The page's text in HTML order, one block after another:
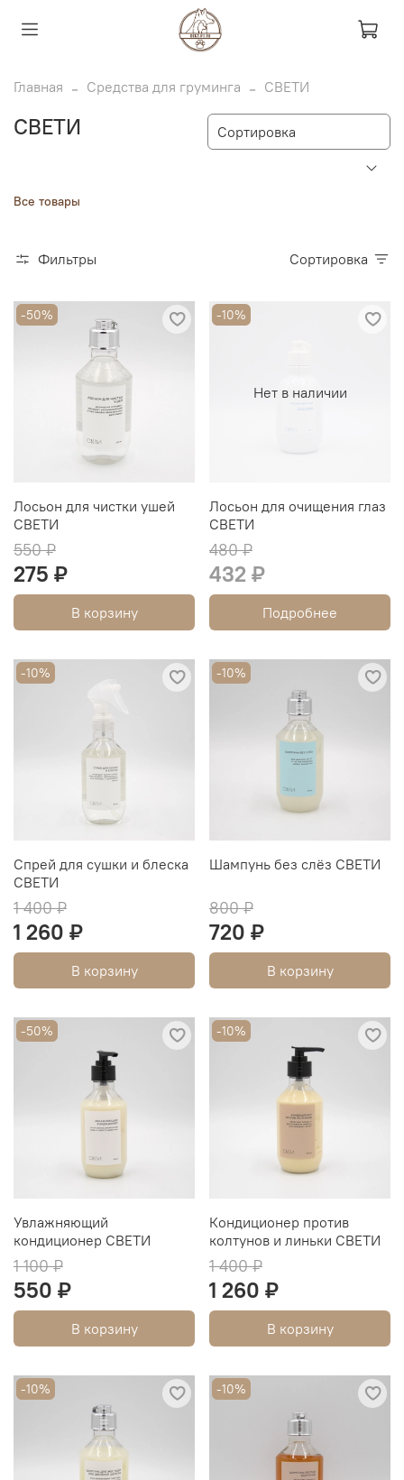
Главная Средства для груминга СВЕТИ
СВЕТИ
Все товары
Фильтры Сортировка
-50%
Лосьон для чистки ушей
СВЕТИ
550 ₽
275 ₽
В корзину
Нет в наличии
-10%
Лосьон для очищения глаз
СВЕТИ
480 ₽
432 ₽
Подробнее
-10%
Спрей для сушки и блеска
СВЕТИ
1 400 ₽
1 260 ₽
В корзину
-10%
Шампунь без слёз СВЕТИ
800 ₽
720 ₽
В корзину
-50%
Увлажняющий
кондиционер СВЕТИ
1 100 ₽
550 ₽
В корзину
-10%
Кондиционер против
колтунов и линьки СВЕТИ
1 400 ₽
1 260 ₽
В корзину
-10% -10%